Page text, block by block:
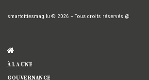
smartcitiesmag.lu © 2026 – Tous droits réservés @
À LA UNE
GOUVERNANCE